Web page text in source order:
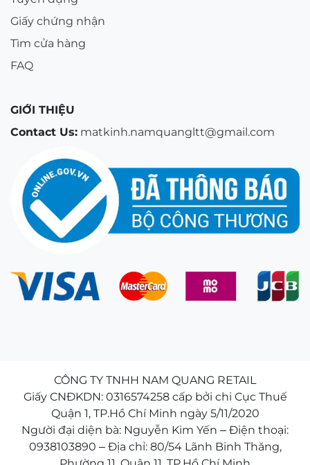
Giấy chứng nhận
Tìm cửa hàng
FAQ
GIỚI THIỆU
Contact Us: matkinh.namquangltt@gmail.com
CÔNG TY TNHH NAM QUANG RETAIL
Giấy CNĐKDN: 0316574258 cấp bởi chi Cục Thuế
Quận 1, TP.Hồ Chí Minh ngày 5/11/2020
Người đại diện bà: Nguyễn Kim Yến – Điện thoại:
0938103890 – Địa chỉ: 80/54 Lãnh Binh Thăng,